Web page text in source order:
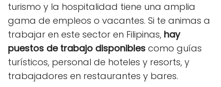
turismo y la hospitalidad tiene una amplia
gama de empleos o vacantes. Si te animas a
trabajar en este sector en Filipinas, hay
puestos de trabajo disponibles como guías
turísticos, personal de hoteles y resorts, y
trabajadores en restaurantes y bares.